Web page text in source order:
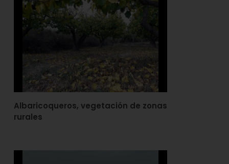
Albaricoqueros, vegetación de zonas
rurales